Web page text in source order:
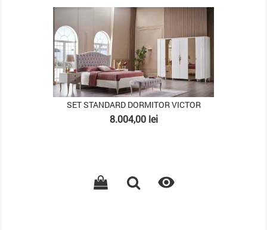
SET STANDARD DORMITOR VICTOR
Pret
8.004,00 lei
